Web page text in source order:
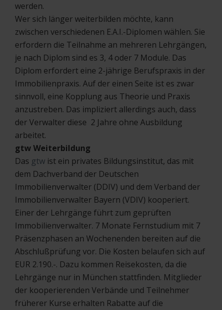
werden.
Wer sich länger weiterbilden möchte, kann
zwischen verschiedenen E.A.I.-Diplomen wählen. Sie
erfordern die Teilnahme an mehreren Lehrgängen,
je nach Diplom sind es 3, 4 oder 7 Module. Das
Diplom erfordert eine 2-jährige Berufspraxis in der
Immobilienpraxis. Auf der einen Seite ist es zwar
sinnvoll, eine Kopplung aus Theorie und Praxis
anzustreben. Das impliziert allerdings auch, dass
der Verwalter diese 2 Jahre ohne Ausbildung
arbeitet.
gtw Weiterbildung
Das gtw ist ein privates Bildungsinstitut, das mit
dem Dachverband der Deutschen
Immobilienverwalter (DDIV) und dem Verband der
Immobilienverwalter Bayern (VDIV) kooperiert.
Einer der Lehrgänge führt zum geprüften
Immobilienverwalter. 7 Monate Fernstudium mit 7
Präsenzphasen an Wochenenden bereiten auf die
Abschlußprüfung vor. Die Kosten belaufen sich auf
EUR 2.190.-. Dazu kommen Reisekosten, da die
Lehrgänge nur in München stattfinden. Mitglieder
der kooperierenden Verbände und Teilnehmer
früherer Kurse erhalten Rabatte auf die